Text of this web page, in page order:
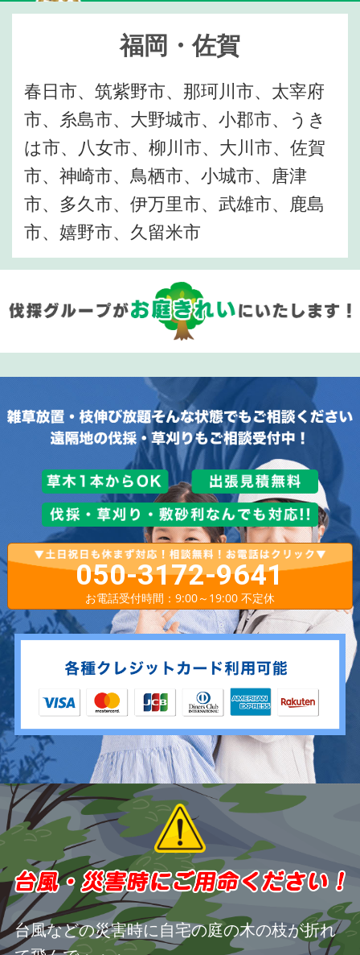
福岡・佐賀
春日市、筑紫野市、那珂川市、太宰府
市、糸島市、大野城市、小郡市、うき
は市、八女市、柳川市、大川市、佐賀
市、神崎市、鳥栖市、小城市、唐津
市、多久市、伊万里市、武雄市、鹿島
市、嬉野市、久留米市
050-3172-9641
お電話受付時間：9:00～19:00 不定休
台風などの災害時に自宅の庭の木の枝が折れ